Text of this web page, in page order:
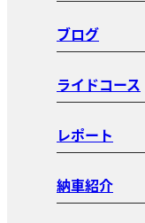
ブログ
ライドコース
レポート
納車紹介